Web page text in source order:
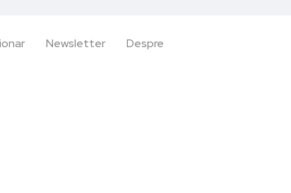
Newsletter Despre